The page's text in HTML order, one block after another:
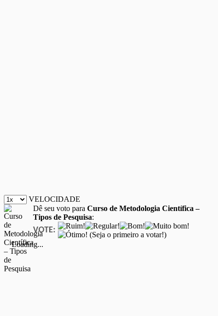
VELOCIDADE
Dê seu voto para Curso de Metodologia Científica –
Tipos de Pesquisa:
VOTE:
(Seja o primeiro a votar!)
Loading...